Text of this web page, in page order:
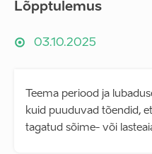
Lõpptulemus
03.10.2025
Teema periood ja
kuid puuduvad tõendid,
tagatud sõime- või